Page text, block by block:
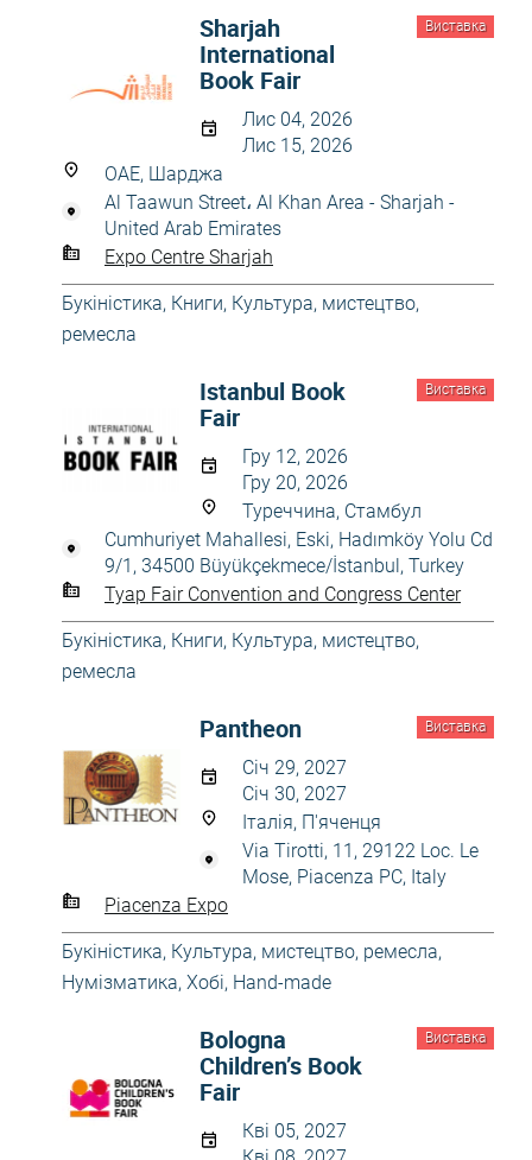
Виставка
Sharjah
International
Book Fair
Лис 04, 2026
Лис 15, 2026
ОАЕ, Шарджа
Al Taawun Street، Al Khan Area - Sharjah -
United Arab Emirates
Expo Centre Sharjah
Букіністика, Книги, Культура, мистецтво,
ремесла
Виставка
Istanbul Book
Fair
Гру 12, 2026
Гру 20, 2026
Туреччина, Стамбул
Cumhuriyet Mahallesi, Eski, Hadımköy Yolu Cd
9/1, 34500 Büyükçekmece/İstanbul, Turkey
Tyap Fair Convention and Congress Center
Букіністика, Книги, Культура, мистецтво,
ремесла
Виставка
Pantheon
Січ 29, 2027
Січ 30, 2027
Італія, П'яченця
Via Tirotti, 11, 29122 Loc. Le
Mose, Piacenza PC, Italy
Piacenza Expo
Букіністика, Культура, мистецтво, ремесла,
Нумізматика, Хобі, Hand-made
Виставка
Bologna
Children’s Book
Fair
Кві 05, 2027